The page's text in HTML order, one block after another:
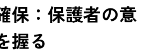
保：保護者の意
握る